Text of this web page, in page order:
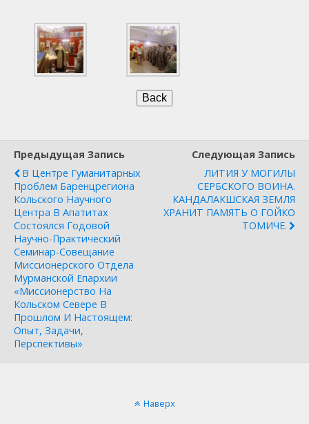
Предыдущая Запись
В Центре Гуманитарных
Проблем Баренцрегиона
Кольского Научного
Центра В Апатитах
Состоялся Годовой
Научно-Практический
Семинар-Совещание
Миссионерского Отдела
Мурманской Епархии
«Миссионерство На
Кольском Севере В
Прошлом И Настоящем:
Опыт, Задачи,
Перспективы»
Следующая Запись
ЛИТИЯ У МОГИЛЫ
СЕРБСКОГО ВОИНА.
КАНДАЛАКШСКАЯ ЗЕМЛЯ
ХРАНИТ ПАМЯТЬ О ГОЙКО
ТОМИЧЕ.
Наверх